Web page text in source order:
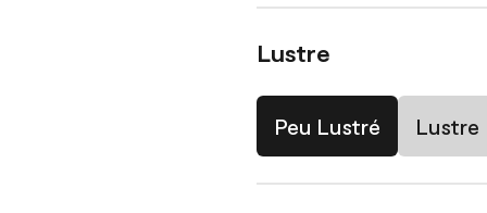
Lustre
Peu Lustré Lustre